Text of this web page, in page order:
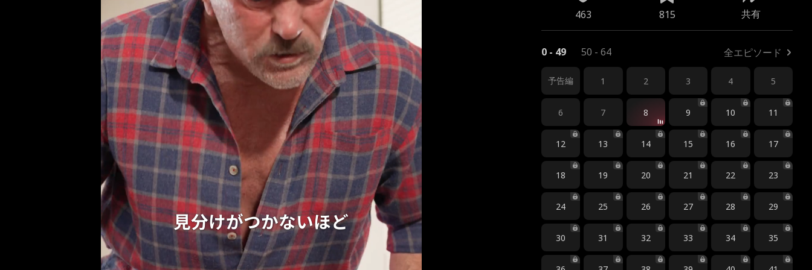
見分けがつかないほど
463 815 共有
0 - 49 50 - 64 全エピソード
予告編 1 2 3 4 5
6 7 8 9 10 11
12 13 14 15 16 17
18 19 20 21 22 23
24 25 26 27 28 29
30 31 32 33 34 35